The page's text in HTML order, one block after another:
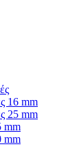
16 mm
25 mm
mm
mm